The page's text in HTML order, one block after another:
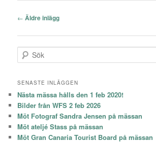
Inläggsnavigering
← Äldre inlägg
ö
SENASTE INLÄGGEN
Nästa mässa hålls den 1 feb 2020!
Bilder från WFS 2 feb 2026
Möt Fotograf Sandra Jensen på mässan
Möt ateljé Stass på mässan
Möt Gran Canaria Tourist Board på mässan